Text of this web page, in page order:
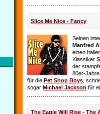
Slice Me Nice - Fancy
Seinen
Manfred
einen
Klassiker
der
80er-
für die Pet Shop Boys ,
sogar Michael Jackson für
The Eagle Will Rise - The